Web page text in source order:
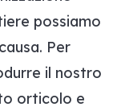
possiamo
Per
il nostro
orticolo e